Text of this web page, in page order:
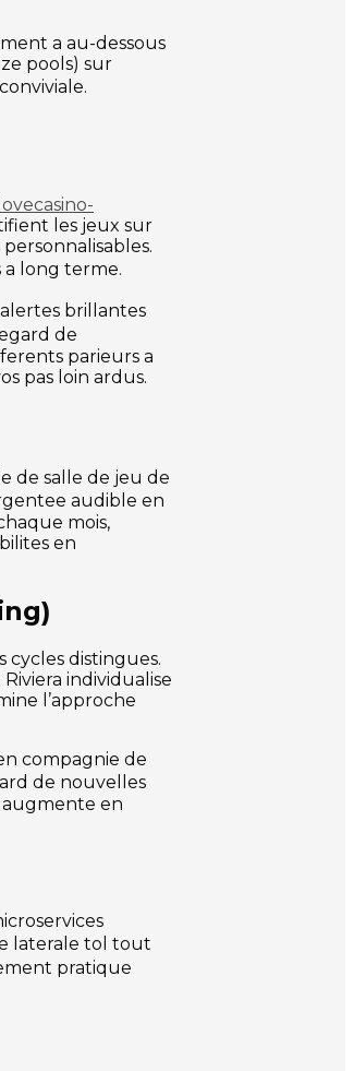
a au-dessous
pools) sur
les jeux sur
long terme.
brillantes
de
parieurs a
pas loin ardus.
de salle de jeu de
audible en
mois,
en
distingues.
individualise
l’approche
compagnie de
de nouvelles
augmente en
laterale tol tout
pratique